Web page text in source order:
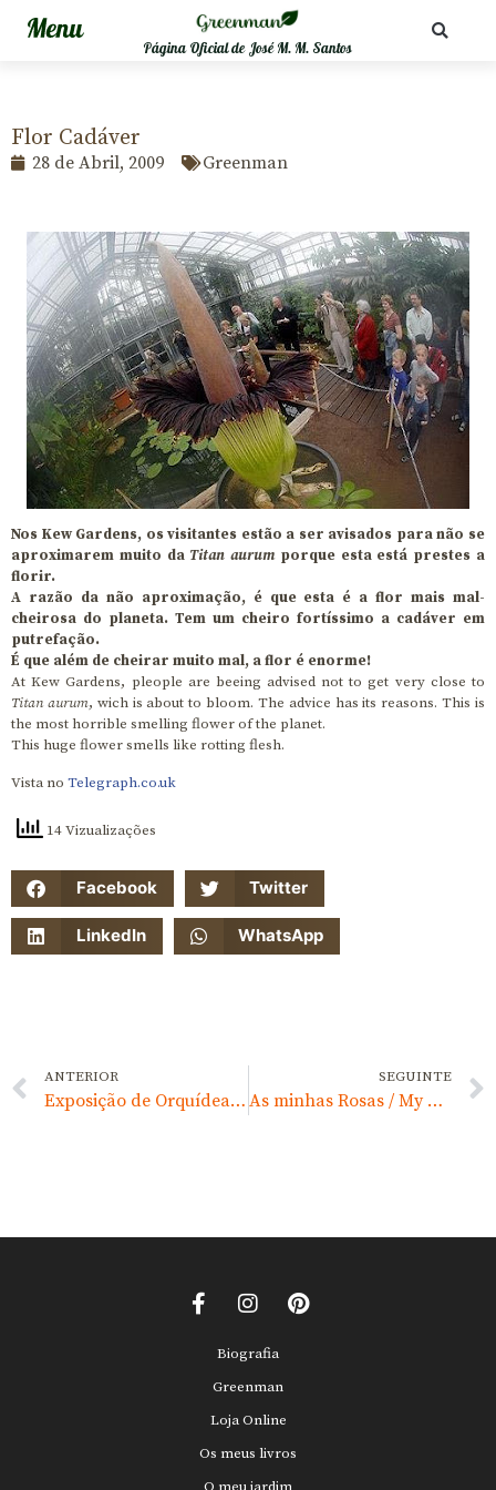
Página Oficial de José M. M. Santos
Flor Cadáver
28 de Abril, 2009 Greenman
Nos Kew Gardens, os visitantes estão a ser avisados para não se
aproximarem muito da Titan aurumporque esta está prestes a
florir.
A razão da não aproximação, é que esta é a flor mais mal-
cheirosa do planeta. Tem um cheiro fortíssimo a cadáver em
putrefação.
É que além de cheirar muito mal, a flor é enorme!
At Kew Gardens, pleople are beeing advised not to get very close to
Titan aurum, wich is about to bloom. The advice has its reasons. This is
the most horrible smelling flower of the planet.
This huge flower smells like rotting flesh.
Vista no Telegraph.co.uk
14 Vizualizações
Facebook Twitter
LinkedIn WhatsApp
ANTERIOR
Exposição de Orquídeas – Abril 2009
SEGUINTE
As minhas Rosas / My Roses
Biografia
Greenman
Loja Online
Os meus livros
O meu jardim